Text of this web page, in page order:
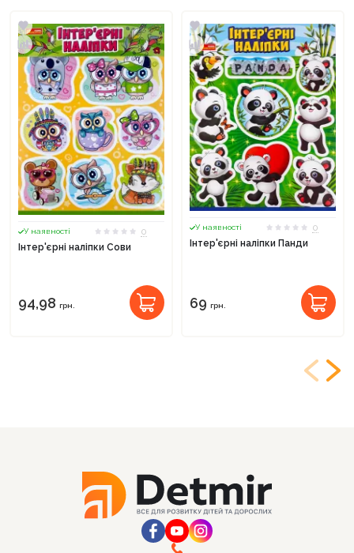
У наявності
0
Інтер'єрні наліпки Сови
94,98 грн.
У наявності
0
Інтер'єрні наліпки Панди
69 грн.